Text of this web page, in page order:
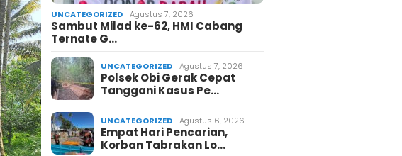
UNCATEGORIZED Agustus 7, 2026
Sambut Milad ke-62, HMI Cabang
Ternate G…
UNCATEGORIZED Agustus 7, 2026
Polsek Obi Gerak Cepat
Tanggani Kasus Pe…
UNCATEGORIZED Agustus 6, 2026
Empat Hari Pencarian,
Korban Tabrakan Lo…